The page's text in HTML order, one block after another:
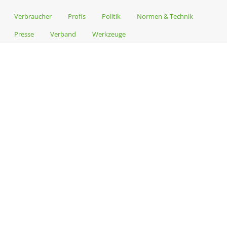
Verbraucher Profis Politik
Normen & Technik
Presse
Verband Werkzeuge